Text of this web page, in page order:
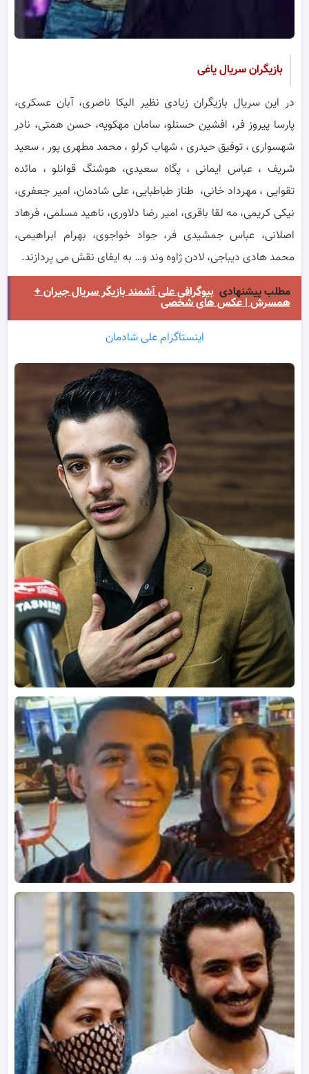
بازیگران سریال یاغی
در این سریال بازیگران زیادی نظیر الیکا ناصری، آبان عسکری،
پارسا پیروز فر، افشین حسنلو، سامان مهکویه، حسن همتی، نادر
شهسواری ، توفیق حیدری ، شهاب کرلو ، محمد مطهری پور ، سعید
شریف ، عباس ایمانی ، پگاه سعیدی، هوشنگ قوانلو ، مائده
تقوایی ، مهرداد خانی، طناز طباطبایی، علی شادمان، امیر جعفری،
نیکی کریمی، مه لقا باقری، امیر رضا دلاوری، ناهید مسلمی، فرهاد
اصلانی، عباس جمشیدی فر، جواد خواجوی، بهرام ابراهیمی،
محمد هادی دیباجی، لادن ژاوه وند و… به ایفای نقش می پردازند.
مطلب پیشنهادی بیوگرافی علی آشمند بازیگر سریال جیران +
همسرش | عکس های شخصی
اینستاگرام علی شادمان